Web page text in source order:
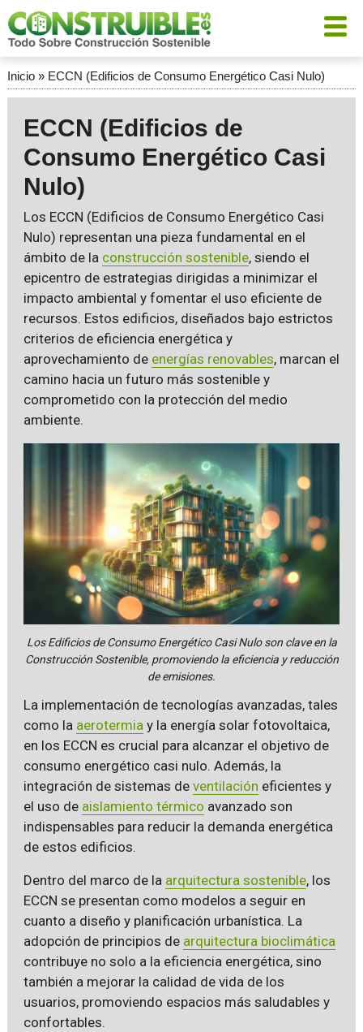
Inicio» ECCN (Edificios de Consumo Energético Casi Nulo)
ECCN (Edificios de
Consumo Energético Casi
Nulo)
Los ECCN (Edificios de Consumo Energético Casi
Nulo) representan una pieza fundamental en el
ámbito de la construcción sostenible, siendo el
epicentro de estrategias dirigidas a minimizar el
impacto ambiental y fomentar el uso eficiente de
recursos. Estos edificios, diseñados bajo estrictos
criterios de eficiencia energética y
aprovechamiento de energías renovables, marcan el
camino hacia un futuro más sostenible y
comprometido con la protección del medio
ambiente.
Los Edificios de Consumo Energético Casi Nulo son clave en la
Construcción Sostenible, promoviendo la eficiencia y reducción
de emisiones.
La implementación de tecnologías avanzadas, tales
como la aerotermia y la energía solar fotovoltaica,
en los ECCN es crucial para alcanzar el objetivo de
consumo energético casi nulo. Además, la
integración de sistemas de ventilación eficientes y
el uso de aislamiento térmico avanzado son
indispensables para reducir la demanda energética
de estos edificios.
Dentro del marco de la arquitectura sostenible, los
ECCN se presentan como modelos a seguir en
cuanto a diseño y planificación urbanística. La
adopción de principios de arquitectura bioclimática
contribuye no solo a la eficiencia energética, sino
también a mejorar la calidad de vida de los
usuarios, promoviendo espacios más saludables y
confortables.